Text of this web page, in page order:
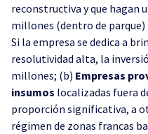
reconstructiva y que hagan
millones (dentro de parque)
Si la empresa se dedica a
resolutividad alta, la
millones; (b) Empresas
insumos localizadas fuera
proporción significativa, a
régimen de zonas francas